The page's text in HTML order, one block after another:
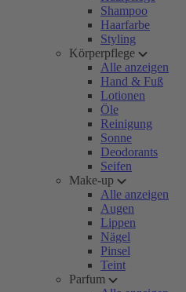
Shampoo
Haarfarbe
Styling
Körperpflege
Alle anzeigen
Hand & Fuß
Lotionen
Öle
Reinigung
Sonne
Deodorants
Seifen
Make-up
Alle anzeigen
Augen
Lippen
Nägel
Pinsel
Teint
Parfum